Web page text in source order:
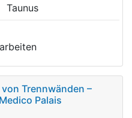
Taunus
Trennwänden –
Palais